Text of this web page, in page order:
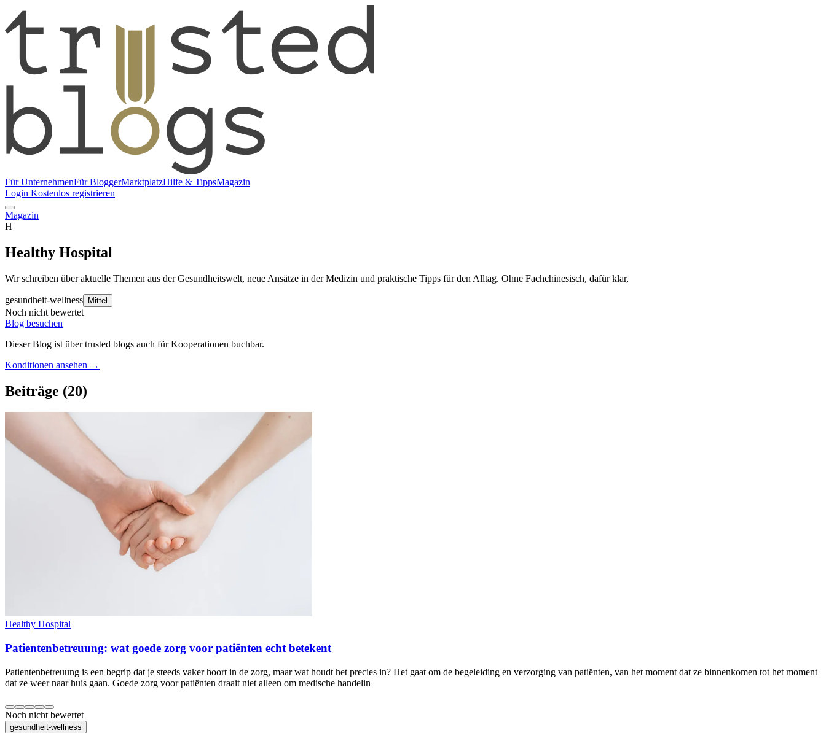
Für UnternehmenFür BloggerMarktplatzHilfe & TippsMagazin
Login Kostenlos registrieren
Magazin
H
Healthy Hospital
Wir schreiben über aktuelle Themen aus der Gesundheitswelt, neue Ansätze in der Medizin und praktische Tipps für den Alltag. Ohne Fachchinesisch, dafür klar,
gesundheit-wellness Mittel
Noch nicht bewertet
Blog besuchen
Dieser Blog ist über trusted blogs auch für Kooperationen buchbar.
Konditionen ansehen →
Beiträge (20)
Healthy Hospital
Patientenbetreuung: wat goede zorg voor patiënten echt betekent
Patientenbetreuung is een begrip dat je steeds vaker hoort in de zorg, maar wat houdt het precies in? Het gaat om de begeleiding en verzorging van patiënten, van het moment dat ze binnenkomen tot het moment
dat ze weer naar huis gaan. Goede zorg voor patiënten draait niet alleen om medische handelin
Noch nicht bewertet
gesundheit-wellness